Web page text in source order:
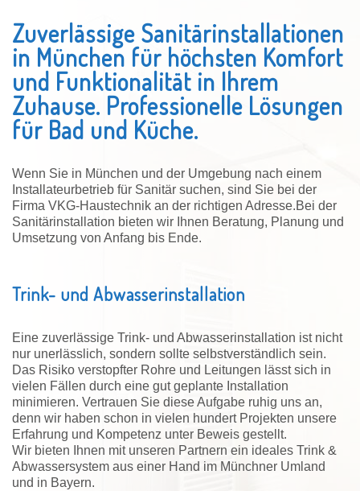
Zuverlässige Sanitärinstallationen
in München für höchsten Komfort
und Funktionalität in Ihrem
Zuhause. Professionelle Lösungen
für Bad und Küche.
Wenn Sie in München und der Umgebung nach einem
Installateurbetrieb für Sanitär suchen, sind Sie bei der
Firma VKG-Haustechnik an der richtigen Adresse.Bei der
Sanitärinstallation bieten wir Ihnen Beratung, Planung und
Umsetzung von Anfang bis Ende.
Trink- und Abwasserinstallation
Eine zuverlässige Trink- und Abwasserinstallation ist nicht
nur unerlässlich, sondern sollte selbstverständlich sein.
Das Risiko verstopfter Rohre und Leitungen lässt sich in
vielen Fällen durch eine gut geplante Installation
minimieren. Vertrauen Sie diese Aufgabe ruhig uns an,
denn wir haben schon in vielen hundert Projekten unsere
Erfahrung und Kompetenz unter Beweis gestellt.
Wir bieten Ihnen mit unseren Partnern ein ideales Trink &
Abwassersystem aus einer Hand im Münchner Umland
und in Bayern.